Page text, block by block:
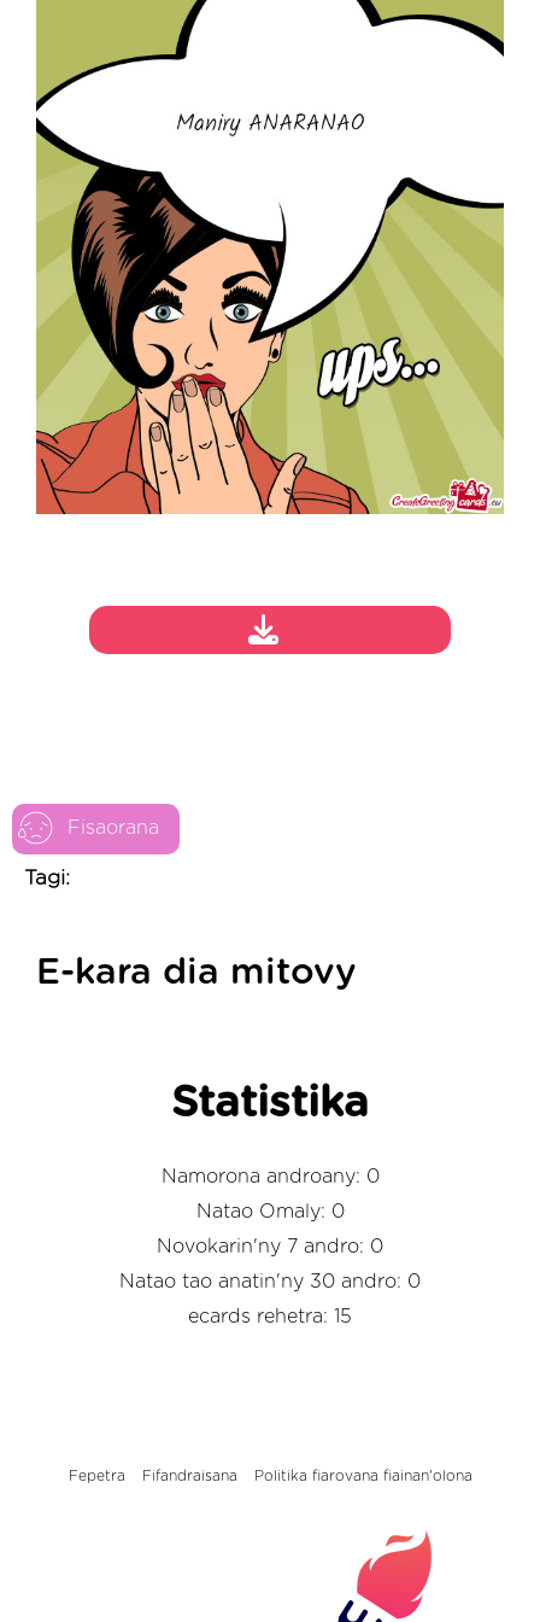
Fisaorana
Tagi:
E-kara dia mitovy
Statistika
Namorona androany: 0
Natao Omaly: 0
Novokarin'ny 7 andro: 0
Natao tao anatin'ny 30 andro: 0
ecards rehetra: 15
Fepetra Fifandraisana Politika fiarovana fiainan'olona